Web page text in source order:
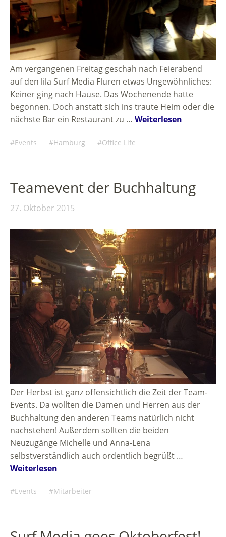
Am vergangenen Freitag geschah nach Feierabend
auf den lila Surf Media Fluren etwas Ungewöhnliches:
Keiner ging nach Hause. Das Wochenende hatte
begonnen. Doch anstatt sich ins traute Heim oder die
nächste Bar ein Restaurant zu … Weiterlesen
Events Hamburg Office Life
Teamevent der Buchhaltung
27. Oktober 2015
Der Herbst ist ganz offensichtlich die Zeit der Team-
Events. Da wollten die Damen und Herren aus der
Buchhaltung den anderen Teams natürlich nicht
nachstehen! Außerdem sollten die beiden
Neuzugänge Michelle und Anna-Lena
selbstverständlich auch ordentlich begrüßt …
Weiterlesen
Events Mitarbeiter